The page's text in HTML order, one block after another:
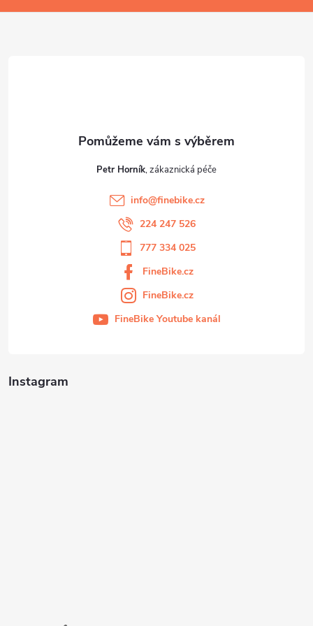
a
Instagram
Petr Horník
info@finebike.cz
224 247 526
777 334 025
FineBike.cz
FineBike.cz
FineBike Youtube kanál